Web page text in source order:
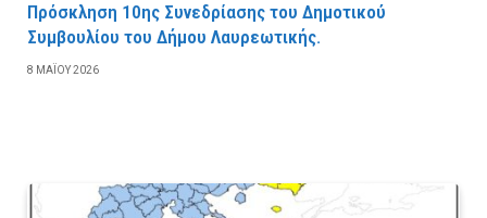
Πρόσκληση 10ης Συνεδρίασης του Δημοτικού
Συμβουλίου του Δήμου Λαυρεωτικής.
8 ΜΑΪ́ΟΥ 2026